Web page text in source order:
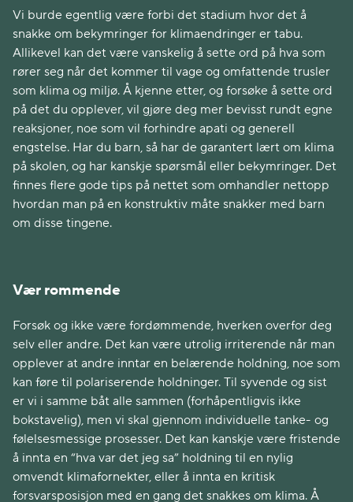
Vi burde egentlig være forbi det stadium hvor det å
snakke om bekymringer for klimaendringer er tabu.
Allikevel kan det være vanskelig å sette ord på hva som
rører seg når det kommer til vage og omfattende trusler
som klima og miljø. Å kjenne etter, og forsøke å sette ord
på det du opplever, vil gjøre deg mer bevisst rundt egne
reaksjoner, noe som vil forhindre apati og generell
engstelse. Har du barn, så har de garantert lært om klima
på skolen, og har kanskje spørsmål eller bekymringer. Det
finnes flere gode tips på nettet som omhandler nettopp
hvordan man på en konstruktiv måte snakker med barn
om disse tingene.
Vær rommende
Forsøk og ikke være fordømmende, hverken overfor deg
selv eller andre. Det kan være utrolig irriterende når man
opplever at andre inntar en belærende holdning, noe som
kan føre til polariserende holdninger. Til syvende og sist
er vi i samme båt alle sammen (forhåpentligvis ikke
bokstavelig), men vi skal gjennom individuelle tanke- og
følelsesmessige prosesser. Det kan kanskje være fristende
å innta en “hva var det jeg sa” holdning til en nylig
omvendt klimafornekter, eller å innta en kritisk
forsvarsposisjon med en gang det snakkes om klima. Å